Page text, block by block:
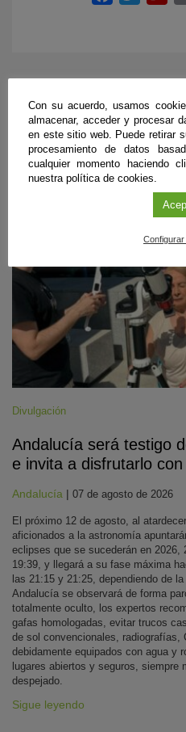
ÚLTIMAS
#CienciaDirecta
Divulgación
Andalucía será testigo
e invita a disfrutarlo con
Andalucía | 07 de agosto de 2026
El próximo 12 de agosto, al
aficionados a la astronomía
eclipses que se sucederán en 2026,
19:39, y llegará a su fase máxima
las 21:15 y 21:25, dependiendo de
Andalucía se observará de forma
totalmente oculto, los expertos
gafas homologadas, evitar trucos
de sol convencionales, radiografías,
debidamente equipados con agua y
lugares abiertos y seguros, siempre
despejado.
Sigue leyendo
Con su acuerdo, usamos
almacenar, acceder y procesar
en este sitio web. Puede retirar
procesamiento de datos
cualquier momento haciendo
nuestra política de cookies.